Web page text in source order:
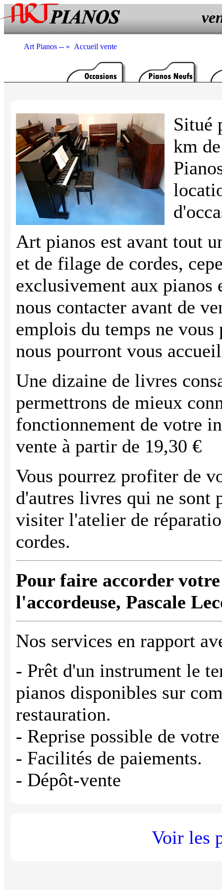
Art Pianos -- » Accueil vente
Situé
km
Art pianos est avant tout
et de filage de cordes,
exclusivement aux pianos
nous contacter avant de
emplois du temps ne
nous pourront vous
Une dizaine de livres
permettrons de mieux
fonctionnement de votre
vente à partir de 19,30 €
Vous pourrez profiter de
d'autres livres qui ne sont
visiter l'atelier de
cordes.
Pour faire accorder
l'accordeuse, Pascale
Nos services en rapport
- Prêt d'un instrument le
pianos disponibles sur
restauration.
- Reprise possible de
- Facilités de paiements.
- Dépôt-vente
Voir les